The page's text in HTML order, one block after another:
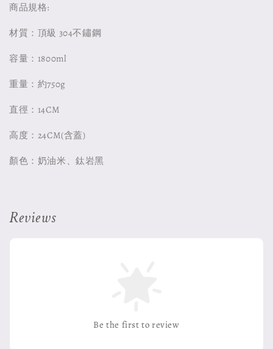
商品規格:
材質：頂級 304不鏽鋼
容量：1800ml
重量：約750g
直徑：14CM
高度：24CM(含蓋)
顏色：奶油米、鈦岩黑
Reviews
Be the first to review